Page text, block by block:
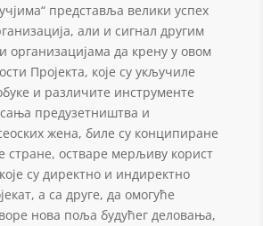
представља велики успех
али и сигнал другим
организацијама да крену у овом
Пројекта, које су укључиле
и различите инструменте
предузетништва и
жена, биле су конципиране
стране, остваре мерљиву корист
су директно и индиректно
а са друге, да омогуће
нова поља будућег деловања,